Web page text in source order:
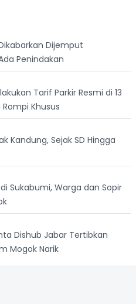
Dijemput
Penindakan
Tarif Parkir Resmi di 13
Khusus
Kandung, Sejak SD Hingga
Sukabumi, Warga dan Sopir
Dishub Jabar Tertibkan
Mogok Narik